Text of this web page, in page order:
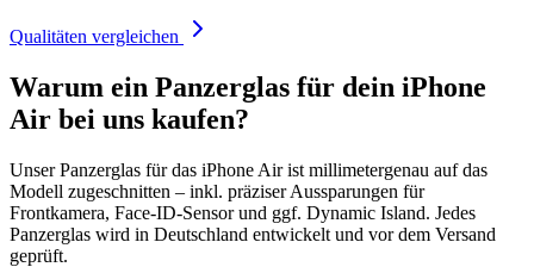
Qualitäten vergleichen
Warum ein Panzerglas für dein iPhone
Air bei uns kaufen?
Unser Panzerglas für das iPhone Air ist millimetergenau auf das
Modell zugeschnitten – inkl. präziser Aussparungen für
Frontkamera, Face-ID-Sensor und ggf. Dynamic Island. Jedes
Panzerglas wird in Deutschland entwickelt und vor dem Versand
geprüft.